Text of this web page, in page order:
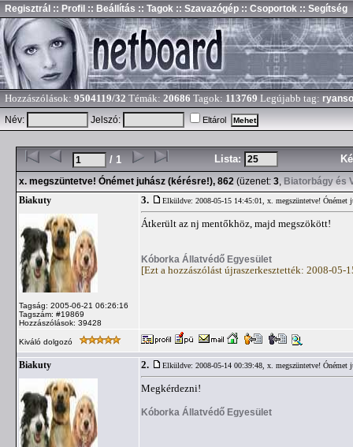
Regisztrál :: Profil :: Beállítás :: Tagok :: Szavazógép :: Csoportok :: Segítség
Hozzászólások: 9504119/32 Témák: 20686 Tagok: 113769 Legújabb tag:
Név:
Jelszó: Eltárol
/ 1 Lista:
x. megszüntetve! Ónémet juhász (kérésre!), 862 (üzenet: 3, Biatorbágy és
Biakuty
Tagság: 2005-06-21 06:26:16
Tagszám: #19869
Hozzászólások: 39428
3. Elküldve: 2008-05-15 14:45:01, x. megszüntetve! Ónémet
Átkerült az nj mentőkhöz, majd megszökött!
Kóborka Állatvédő Egyesület
[Ezt a hozzászólást újraszerkesztették: 2008-05-
Kiváló dolgozó
Biakuty 2. Elküldve: 2008-05-14 00:39:48, x. megszüntetve! Ónémet
Megkérdezni!
Kóborka Állatvédő Egyesület